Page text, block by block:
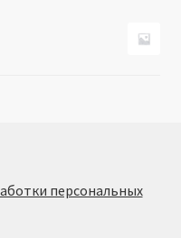
персональных